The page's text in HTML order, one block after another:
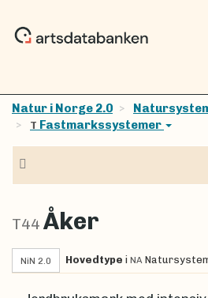
Natur i Norge 2.0
T Fastmarkssystemer
T44 Åker
NiN 2.0 Hovedtype i NA